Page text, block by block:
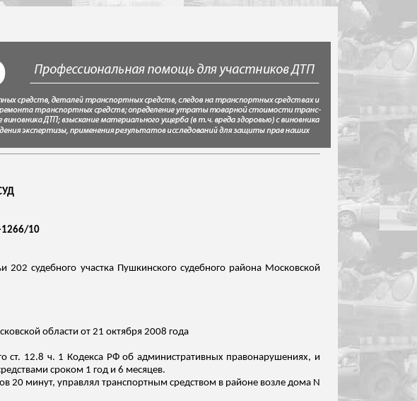
1266/10
судебного участка Пушкинского судебного района Московской
области от 21 октября 2008 года
ст. 12.8 ч. 1 Кодекса РФ об административных правонарушениях, и
сроком 1 год и 6 месяцев.
20 минут, управлял транспортным средством в районе возле дома N